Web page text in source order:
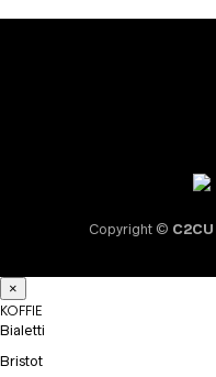
Copyright © C2CU
×
KOFFIE
Bialetti
Bristot